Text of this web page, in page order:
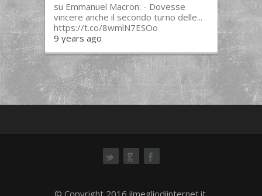
su Emmanuel Macron: - Dovesse
vincere anche il secondo turno delle...
https://t.co/8wmlN7ESOo
9 years ago
© Copyright 2016 ilmegliodiinternet.it.